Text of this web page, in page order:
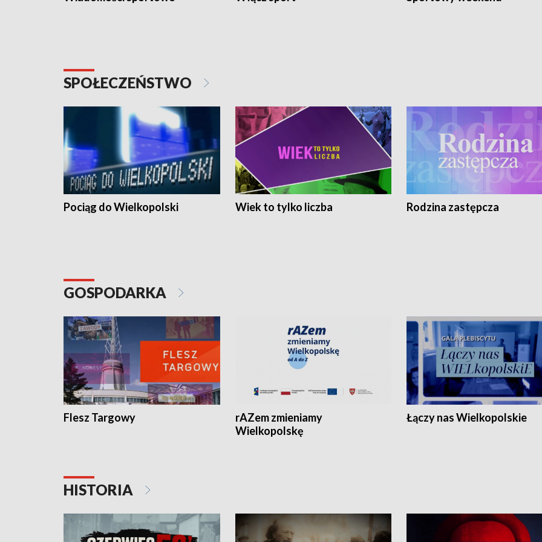
SPOŁECZEŃSTWO
Pociąg do Wielkopolski Wiek to tylko liczba Rodzina zastępcza
GOSPODARKA
Flesz Targowy
rAZem zmieniamy
Wielkopolskę
Łączy nas Wielkopolskie
HISTORIA